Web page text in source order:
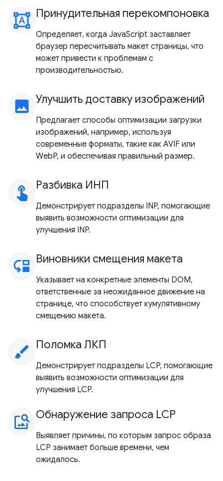
format_shapes Принудительная перекомпоновка
Определяет, когда JavaScript заставляет
браузер пересчитывать макет страницы, что
может привести к проблемам с
производительностью.
image Улучшить доставку изображений
Предлагает способы оптимизации загрузки
изображений, например, используя
современные форматы, такие как AVIF или
WebP, и обеспечивая правильный размер.
touch_app Разбивка ИНП
Демонстрирует подразделы INP, помогающие
выявить возможности оптимизации для
улучшения INP.
move_down Виновники смещения макета
Указывает на конкретные элементы DOM,
ответственные за неожиданное движение на
странице, что способствует кумулятивному
смещению макета.
brush Поломка ЛКП
Демонстрирует подразделы LCP, помогающие
выявить возможности оптимизации для
улучшения LCP.
image_search Обнаружение запроса LCP
Выявляет причины, по которым запрос образа
LCP занимает больше времени, чем
ожидалось.